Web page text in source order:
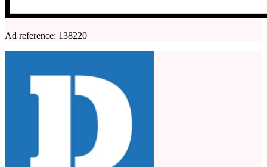
Ad reference: 138220